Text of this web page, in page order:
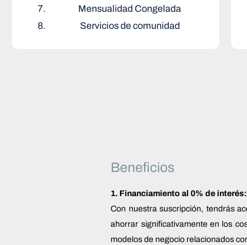
Mensualidad Congelada
Servicios de comunidad
Beneficios
1. Financiamiento al 0% de interés:
Con nuestra suscripción, tendrás
ahorrar significativamente en los
modelos de negocio relacionados